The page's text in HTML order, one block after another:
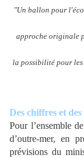
"Un ballon pour
approche originale
la possibilité pour les
Des chiffres et
Pour l’ensemble
d’outre-mer, en
prévisions du